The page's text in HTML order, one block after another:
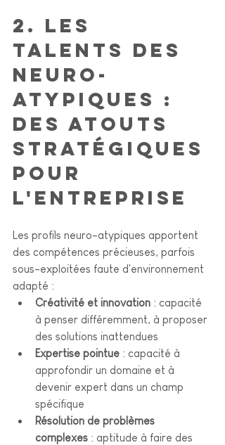
2. Les
talents des
neuro-
atypiques :
des atouts
stratégiques
pour
l'entreprise
Les profils neuro-atypiques apportent
des compétences précieuses, parfois
sous-exploitées faute d'environnement
adapté :
Créativité et innovation : capacité
à penser différemment, à proposer
des solutions inattendues
Expertise pointue : capacité à
approfondir un domaine et à
devenir expert dans un champ
spécifique
Résolution de problèmes
complexes : aptitude à faire des